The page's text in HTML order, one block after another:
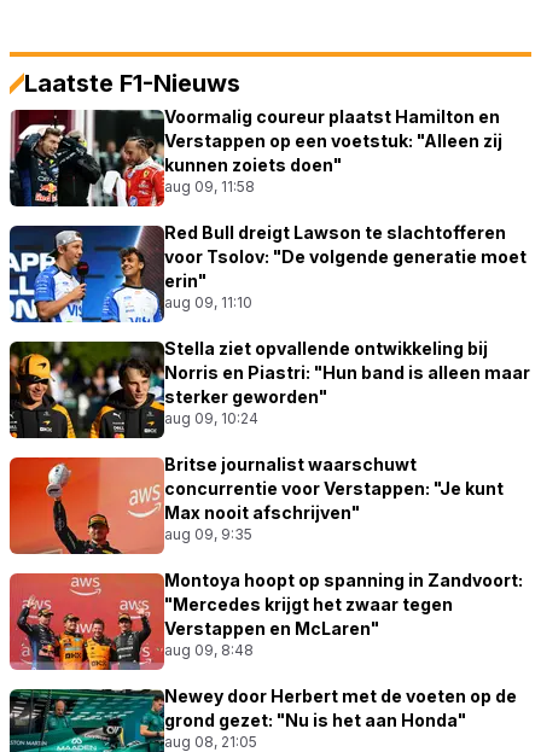
Laatste F1-Nieuws
Voormalig coureur plaatst Hamilton en
Verstappen op een voetstuk: "Alleen zij
kunnen zoiets doen"
aug 09, 11:58
Red Bull dreigt Lawson te slachtofferen
voor Tsolov: "De volgende generatie moet
erin"
aug 09, 11:10
Stella ziet opvallende ontwikkeling bij
Norris en Piastri: "Hun band is alleen maar
sterker geworden"
aug 09, 10:24
Britse journalist waarschuwt
concurrentie voor Verstappen: "Je kunt
Max nooit afschrijven"
aug 09, 9:35
Montoya hoopt op spanning in Zandvoort:
"Mercedes krijgt het zwaar tegen
Verstappen en McLaren"
aug 09, 8:48
Newey door Herbert met de voeten op de
grond gezet: "Nu is het aan Honda"
aug 08, 21:05